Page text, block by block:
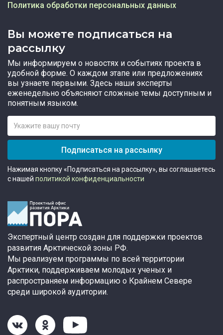
Вы можете подписаться на
рассылку
Мы информируем о новостях и событиях проекта в
удобной форме. О каждом этапе или предложениях
вы узнаете первыми. Здесь наши эксперты
еженедельно объясняют сложные темы доступным и
понятным языком.
Подписаться на рассылку
Нажимая кнопку «Подписаться на рассылку», вы соглашаетесь
с нашей политикой конфиденциальности
Политика обработки персональных данных
Экспертный центр создан для поддержки проектов
развития Арктической зоны РФ.
Мы реализуем программы по всей территории
Арктики, поддерживаем молодых ученых и
распространяем информацию о Крайнем Севере
среди широкой аудитории.